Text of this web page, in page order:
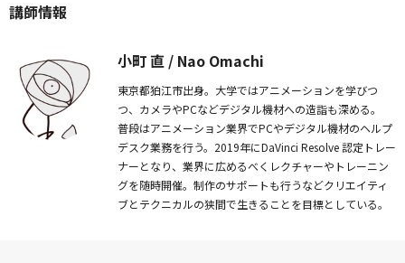
講師情報
小町 直 / Nao Omachi
東京都狛江市出身。大学ではアニメーションを学びつ
つ、カメラやPCなどデジタル機材への造詣も深める。
普段はアニメーション業界でPCやデジタル機材のヘルプ
デスク業務を行う。2019年にDaVinci Resolve 認定トレー
ナーとなり、業界に広めるべくレクチャーやトレーニン
グを随時開催。制作のサポートも行うなどクリエイティ
ブとテクニカルの狭間で生きることを目標としている。